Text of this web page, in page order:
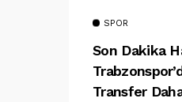
SPOR
Son Dakika
Transfer